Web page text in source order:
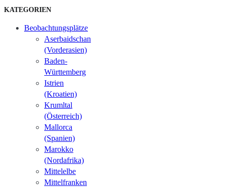
KATEGORIEN
Beobachtungsplätze
Aserbaidschan
(Vorderasien)
Baden-
Württemberg
Istrien
(Kroatien)
Krumltal
(Österreich)
Mallorca
(Spanien)
Marokko
(Nordafrika)
Mittelelbe
Mittelfranken